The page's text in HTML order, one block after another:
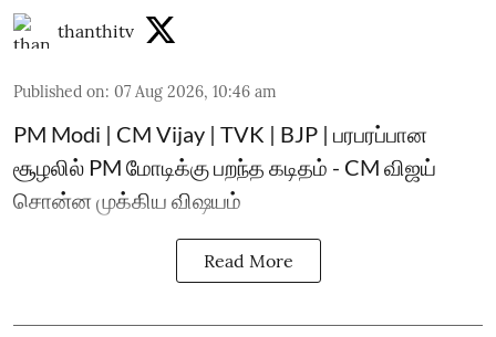
thanthitv
Published on: 07 Aug 2026, 10:46 am
PM Modi | CM Vijay | TVK | BJP | பரபரப்பான
சூழலில் PM மோடிக்கு பறந்த கடிதம் - CM விஜய்
சொன்ன முக்கிய விஷயம்
Read More